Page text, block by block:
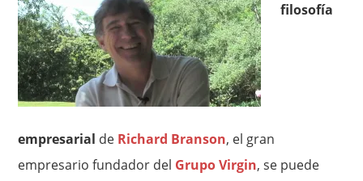
filosofía
empresarial de Richard Branson, el gran
empresario fundador del Grupo Virgin, se puede